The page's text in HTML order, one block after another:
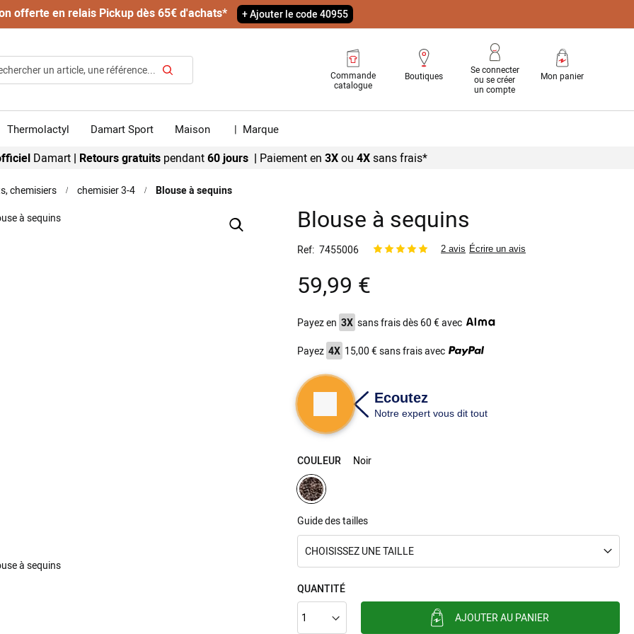
offerte en relais Pickup dès 65€ d'achats* + Ajouter le code 40955
Rechercher
Commande
catalogue
Boutiques
Se connecter
ou se créer
un compte
Mon panier
Thermolactyl Damart Sport Maison | Marque
Damart | Retours gratuits pendant60 jours | Paiement en 3Xou 4Xsansfrais*
chemisiers chemisier 3-4 Blouse à sequins
Blouse à sequins
Ref 7455006 2 avis Écrire un avis
59,99 €
Payez en 3X sans frais dès 60 € avec
Payez 4X 15,00 € sans frais avec
COULEUR Noir
Guide des tailles
CHOISISSEZ UNE TAILLE
QUANTITÉ
AJOUTER AU PANIER